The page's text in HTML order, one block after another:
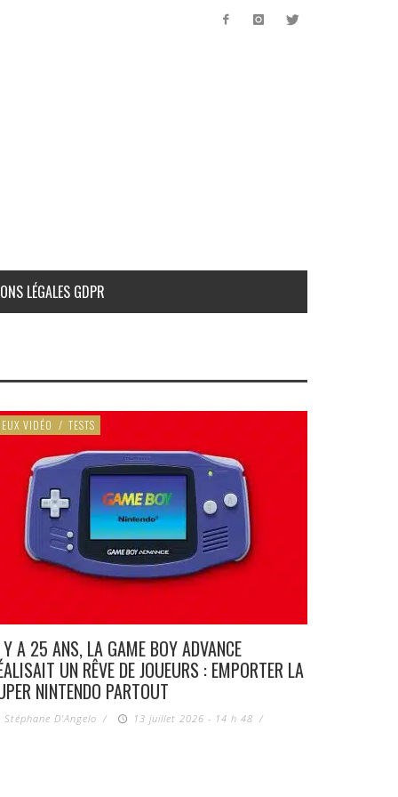
LÉGALES GDPR
JEUX VIDÉO / TESTS
A 25 ANS, LA GAME BOY ADVANCE
UN RÊVE DE JOUEURS : EMPORTER LA
NINTENDO PARTOUT
Stéphane D'Angelo / 13 juillet 2026 - 14 h 48 /